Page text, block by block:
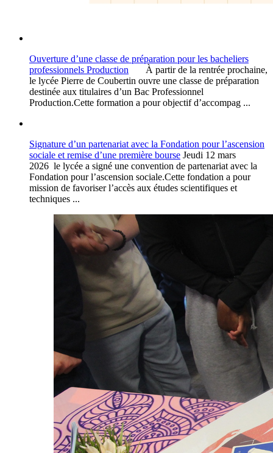
Ouverture d’une classe de préparation pour les bacheliers
professionnels Production
À partir de la rentrée prochaine,
le lycée Pierre de Coubertin ouvre une classe de préparation
destinée aux titulaires d’un Bac Professionnel
Production.Cette formation a pour objectif d’accompag ...
Signature d’un partenariat avec la Fondation pour l’ascension
sociale et remise d’une première bourse Jeudi 12 mars
2026 le lycée a signé une convention de partenariat avec la
Fondation pour l’ascension sociale.Cette fondation a pour
mission de favoriser l’accès aux études scientifiques et
techniques ...